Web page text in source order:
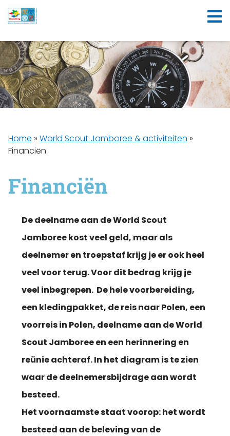
Home » World Scout Jamboree & activiteiten »
Financiën
Financiën
De deelname aan de World Scout
Jamboree kost veel geld, maar als
deelnemer en troepstaf krijg je er ook heel
veel voor terug. Voor dit bedrag krijg je
veel inbegrepen. De hele voorbereiding,
een kledingpakket, de reis naar Polen, een
voorreis in Polen, deelname aan de World
Scout Jamboree en een herinnering en
reünie achteraf. In het diagram is te zien
waar de deelnemersbijdrage aan wordt
besteed.
Het voornaamste staat voorop: het wordt
besteed aan de beleving van de